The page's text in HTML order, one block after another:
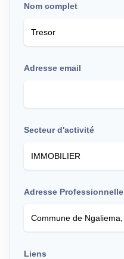
Nom complet
Adresse email
Secteur d'activité
Adresse Professionnelle
Liens